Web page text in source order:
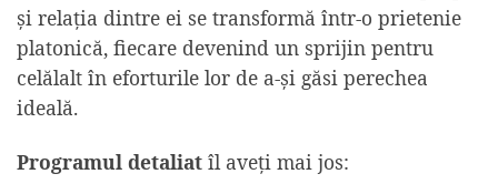
și relația dintre ei se transformă într-o prietenie
platonică, fiecare devenind un sprijin pentru
celălalt în eforturile lor de a-și găsi perechea
ideală.
Programul detaliat îl aveți mai jos: